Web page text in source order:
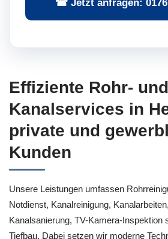
☎ Jetzt anfragen: 0176
Effiziente Rohr- und
Kanalservices in
private und
Kunden
Unsere Leistungen umfassen
Notdienst, Kanalreinigung,
Kanalsanierung, TV-Kamera-Inspektion
Tiefbau. Dabei setzen wir moderne